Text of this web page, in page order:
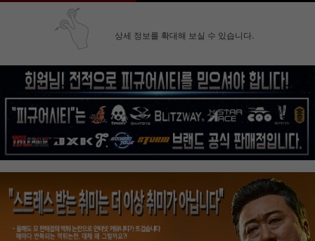
상세 정보를 확대해 보실 수 있습니다.